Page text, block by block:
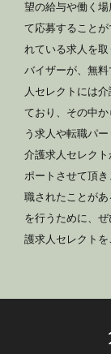
望の給与や働く
て応募すること
れている求人を
バイザーが、無
人セレクトには
ており、その中
う求人や転職パ
介護求人セレク
ポートさせて頂
職されたことが
を行うために、
護求人セレクトを